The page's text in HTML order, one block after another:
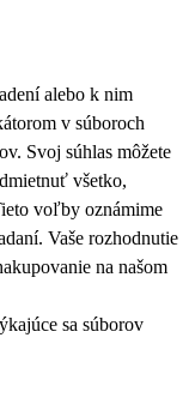
alebo k nim
v súboroch
Svoj súhlas môžete
všetko,
voľby oznámime
Vaše rozhodnutie
na našom
sa súborov